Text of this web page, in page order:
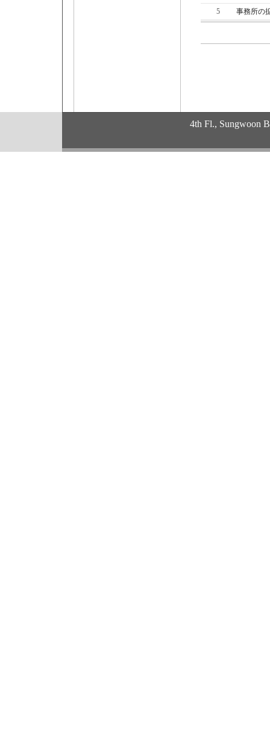
5
事務所の
4th Fl., Sungwoon